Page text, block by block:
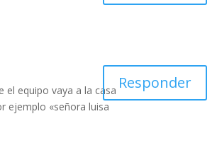
el equipo vaya a la casa
ejemplo «señora luisa
Responder